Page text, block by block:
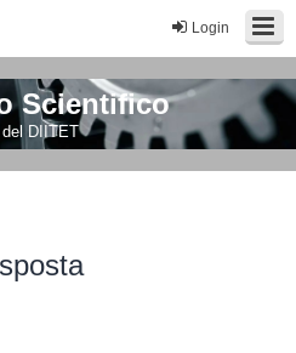
Login
Scientifico
DIITET